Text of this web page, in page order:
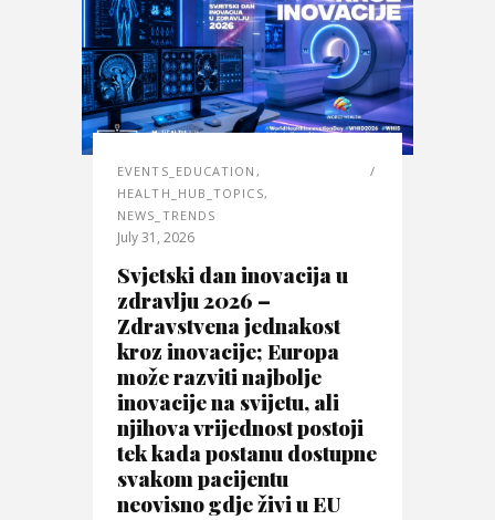
EVENTS_EDUCATION ,
HEALTH_HUB_TOPICS,
NEWS_TRENDS
July 31, 2026
Svjetski dan inovacija u
zdravlju 2026 –
Zdravstvena jednakost
kroz inovacije; Europa
može razviti najbolje
inovacije na svijetu, ali
njihova vrijednost postoji
tek kada postanu dostupne
svakom pacijentu
neovisno gdje živi u EU